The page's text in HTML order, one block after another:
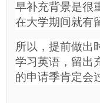
早补充背景是很
在大学期间就有
所以，提前做出
学习英语，留出
的申请季肯定会